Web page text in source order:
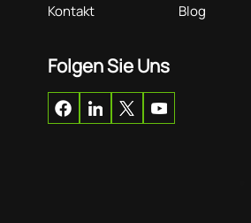
Kontakt
Blog
Folgen Sie Uns